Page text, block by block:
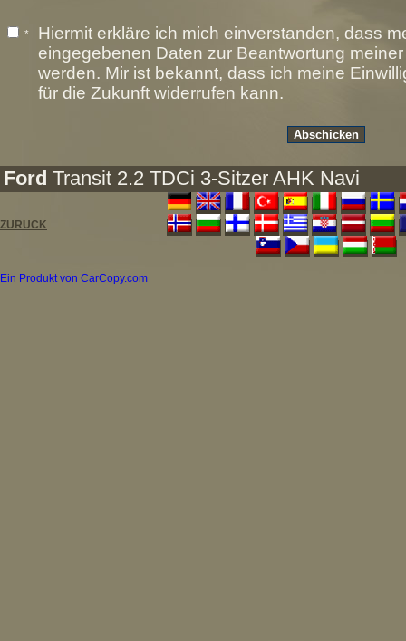
*
Hiermit erkläre ich mich einverstanden, dass
eingegebenen Daten zur Beantwortung
werden. Mir ist bekannt, dass ich meine
für die Zukunft widerrufen kann.
Ford Transit 2.2 TDCi 3-Sitzer AHK Navi
ZURÜCK
Ein Produkt von CarCopy.com